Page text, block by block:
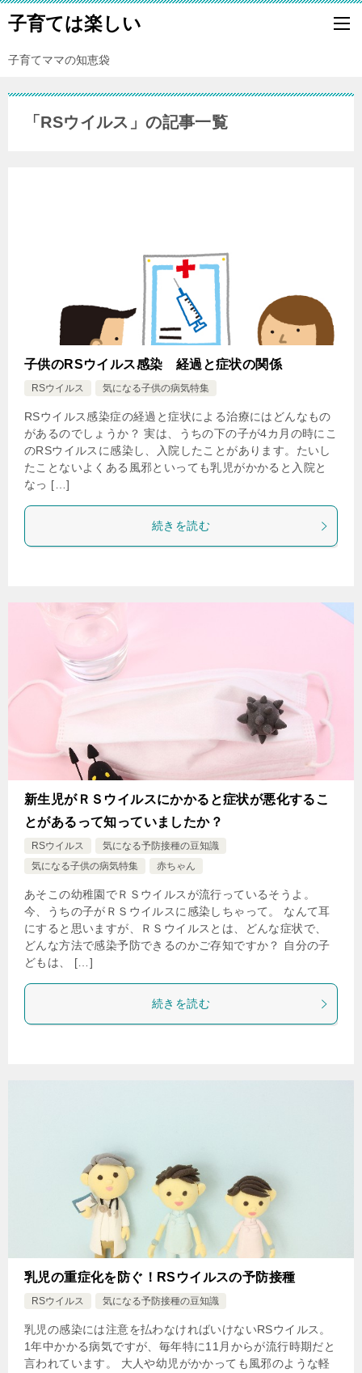
子育ては楽しい
子育てママの知恵袋
「RSウイルス」の記事一覧
子供のRSウイルス感染 経過と症状の関係
RSウイルス 気になる子供の病気特集
RSウイルス感染症の経過と症状による治療にはどんなもの
があるのでしょうか？ 実は、うちの下の子が4カ月の時にこ
のRSウイルスに感染し、入院したことがあります。たいし
たことないよくある風邪といっても乳児がかかると入院と
なっ […]
続きを読む
新生児がＲＳウイルスにかかると症状が悪化するこ
とがあるって知っていましたか？
RSウイルス
気になる予防接種の豆知識
気になる子供の病気特集
赤ちゃん
あそこの幼稚園でＲＳウイルスが流行っているそうよ。
今、うちの子がＲＳウイルスに感染しちゃって。 なんて耳
にすると思いますが、ＲＳウイルスとは、どんな症状で、
どんな方法で感染予防できるのかご存知ですか？ 自分の子
どもは、 […]
続きを読む
乳児の重症化を防ぐ！RSウイルスの予防接種
RSウイルス 気になる予防接種の豆知識
乳児の感染には注意を払わなければいけないRSウイルス。
1年中かかる病気ですが、毎年特に11月からが流行時期だと
言われています。 大人や幼児がかかっても風邪のような軽